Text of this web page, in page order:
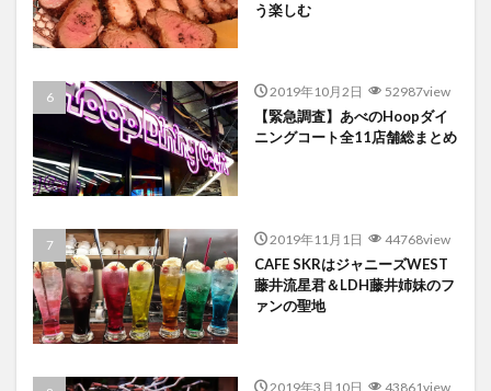
う楽しむ
2019年10月2日 52987view
【緊急調査】あべのHoopダイ
ニングコート全11店舗総まとめ
2019年11月1日 44768view
CAFE SKRはジャニーズWEST
藤井流星君＆LDH藤井姉妹のフ
ァンの聖地
2019年3月10日 43861view